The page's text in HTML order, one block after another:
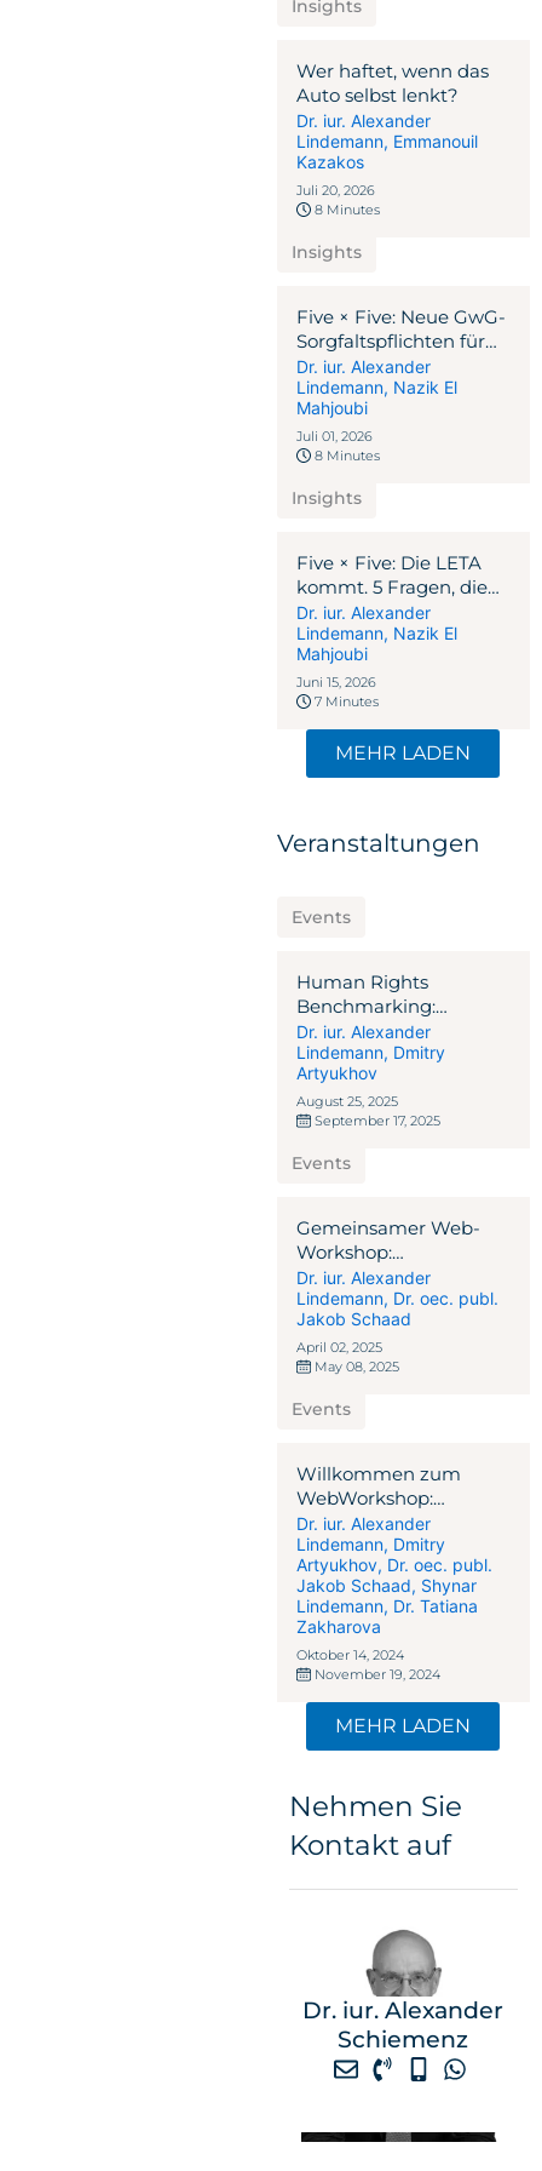
Insights
Wer haftet, wenn das
Auto selbst lenkt?
Dr. iur. Alexander
Lindemann, Emmanouil
Kazakos
Juli 20, 2026
8 Minutes
Insights
Five × Five: Neue GwG-
Sorgfaltspflichten für
Berater – wo das
Anwaltsgeheimnis
endet und die
Sorgfaltspflicht beginnt
Dr. iur. Alexander
Lindemann, Nazik El
Mahjoubi
Juli 01, 2026
8 Minutes
Insights
Five × Five: Die LETA
kommt. 5 Fragen, die
jedes Schweizer
Unternehmen
beantworten muss
Dr. iur. Alexander
Lindemann, Nazik El
Mahjoubi
Juni 15, 2026
7 Minutes
MEHR LADEN
Veranstaltungen
Events
Human Rights
Benchmarking:
Korruption und
Geldwäsche-
Compliance in Finanz-,
Immobilien- und
Migrationssektor
Dr. iur. Alexander
Lindemann, Dmitry
Artyukhov
August 25, 2025
September 17, 2025
Events
Gemeinsamer Web-
Workshop:
Wiederaufbau der
Ukraine –
Strukturierung und
Unterstützung
Dr. iur. Alexander
Lindemann, Dr. oec. publ.
Jakob Schaad
April 02, 2025
May 08, 2025
Events
Willkommen zum
WebWorkshop:
Digitaler Fussabdruck -
Ihr Erfolgsfaktor
Dr. iur. Alexander
Lindemann, Dmitry
Artyukhov, Dr. oec. publ.
Jakob Schaad, Shynar
Lindemann, Dr. Tatiana
Zakharova
Oktober 14, 2024
November 19, 2024
MEHR LADEN
Nehmen Sie
Kontakt auf
Dr. iur. Alexander
Schiemenz